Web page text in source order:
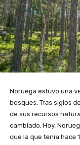
Noruega estuvo una
bosques. Tras siglos
de sus recursos
cambiado. Hoy,
que la que tenía hace